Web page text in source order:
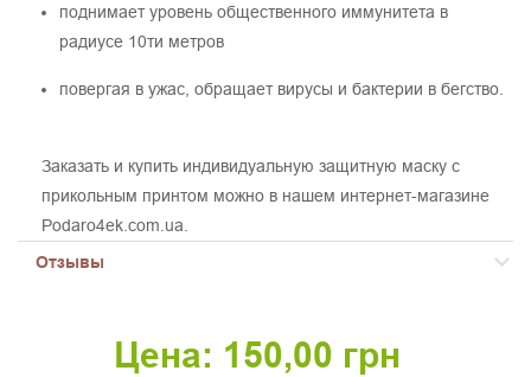
поднимает уровень общественного иммунитета в
радиусе 10ти метров
повергая в ужас, обращает вирусы и бактерии в бегство.
Заказать и купить индивидуальную защитную маску с
прикольным принтом можно в нашем интернет-магазине
Podaro4ek.com.ua.
Отзывы
Цена: 150,00 грн